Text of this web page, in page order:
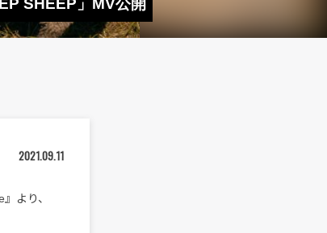
SHEEP」MV公開
2021.09.11
より、